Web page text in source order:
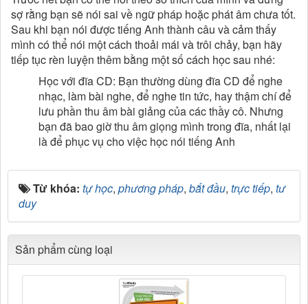
sợ rằng bạn sẽ nói sai về ngữ pháp hoặc phát âm chưa tốt.
Sau khi bạn nói được tiếng Anh thành câu và cảm thấy
mình có thể nói một cách thoải mái và trôi chảy, bạn hãy
tiếp tục rèn luyện thêm bằng một số cách học sau nhé:
Học với đĩa CD: Bạn thường dùng đĩa CD để nghe
nhạc, làm bài nghe, để nghe tin tức, hay thậm chí để
lưu phần thu âm bài giảng của các thầy cô. Nhưng
bạn đã bao giờ thu âm giọng mình trong đĩa, nhất lại
là để phục vụ cho việc học nói tiếng Anh
Từ khóa: tự học, phương pháp, bắt đầu, trực tiếp, tư
duy
Sản phẩm cùng loại